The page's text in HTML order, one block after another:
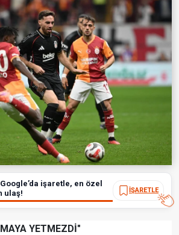
işaretle, en özel
ulaş!
İŞARETLE
YETMEZDİ"